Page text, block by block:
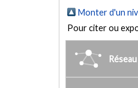
Monter d'un
Pour citer ou